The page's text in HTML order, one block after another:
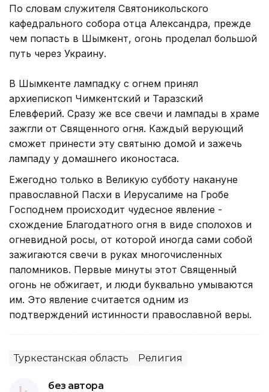
По словам служителя Святоникольского
кафедрального собора отца Александра, прежде
чем попасть в Шымкент, огонь проделал большой
путь через Украину.
В Шымкенте лампадку с огнем принял
архиепископ Чимкентский и Таразский
Елевферий. Сразу же все свечи и лампады в храме
зажгли от Священного огня. Каждый верующий
сможет принести эту святыню домой и зажечь
лампаду у домашнего иконостаса.
Ежегодно только в Великую субботу накануне
православной Пасхи в Иерусалиме на Гробе
Господнем происходит чудесное явление -
схождение Благодатного огня в виде сполохов и
огневидной росы, от которой иногда сами собой
зажигаются свечи в руках многочисленных
паломников. Первые минуты этот Священный
огонь не обжигает, и люди буквально умываются
им. Это явление считается одним из
подтверждений истинности православной веры.
Туркестанская область Религия
без автора